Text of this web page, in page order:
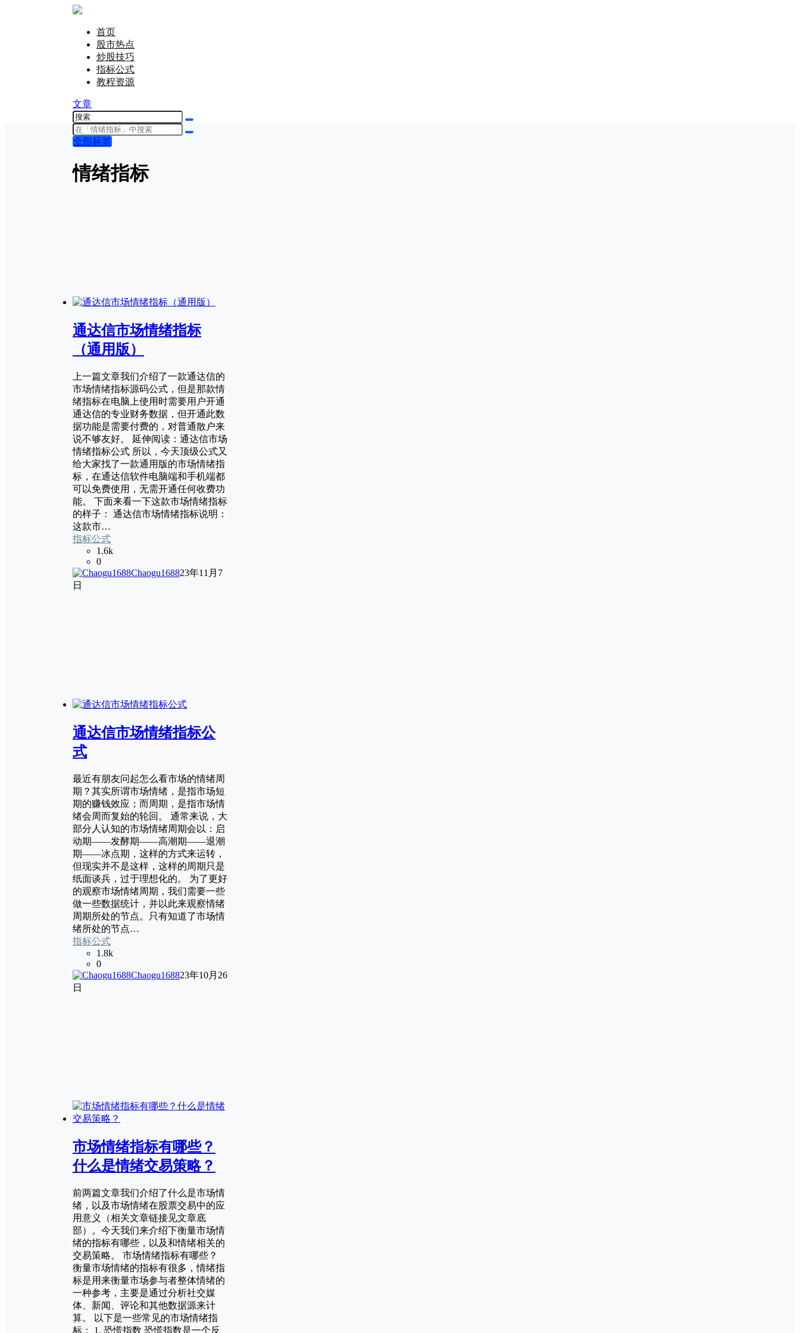
首页
股市热点
炒股技巧
指标公式
教程资源
文章
全部标签
情绪指标
通达信市场情绪指标
（通用版）
上一篇文章我们介绍了一款通达信的
市场情绪指标源码公式，但是那款情
绪指标在电脑上使用时需要用户开通
通达信的专业财务数据，但开通此数
据功能是需要付费的，对普通散户来
说不够友好。 延伸阅读：通达信市场
情绪指标公式 所以，今天顶级公式又
给大家找了一款通用版的市场情绪指
标，在通达信软件电脑端和手机端都
可以免费使用，无需开通任何收费功
能。 下面来看一下这款市场情绪指标
的样子： 通达信市场情绪指标说明：
这款市…
指标公式
1.6k
0
Chaogu168823年11月7
日
通达信市场情绪指标公
式
最近有朋友问起怎么看市场的情绪周
期？其实所谓市场情绪，是指市场短
期的赚钱效应；而周期，是指市场情
绪会周而复始的轮回。 通常来说，大
部分人认知的市场情绪周期会以：启
动期——发酵期——高潮期——退潮
期——冰点期，这样的方式来运转，
但现实并不是这样，这样的周期只是
纸面谈兵，过于理想化的。 为了更好
的观察市场情绪周期，我们需要一些
做一些数据统计，并以此来观察情绪
周期所处的节点。只有知道了市场情
绪所处的节点…
指标公式
1.8k
0
Chaogu168823年10月26
日
市场情绪指标有哪些？
什么是情绪交易策略？
前两篇文章我们介绍了什么是市场情
绪，以及市场情绪在股票交易中的应
用意义（相关文章链接见文章底
部）。今天我们来介绍下衡量市场情
绪的指标有哪些，以及和情绪相关的
交易策略。 市场情绪指标有哪些？
衡量市场情绪的指标有很多，情绪指
标是用来衡量市场参与者整体情绪的
一种参考，主要是通过分析社交媒
体、新闻、评论和其他数据源来计
算。 以下是一些常见的市场情绪指
标： 1. 恐慌指数 恐慌指数是一个反